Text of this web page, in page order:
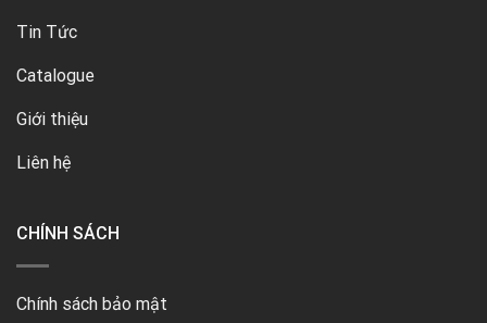
Tin Tức
Catalogue
Giới thiệu
Liên hệ
CHÍNH SÁCH
Chính sách bảo mật